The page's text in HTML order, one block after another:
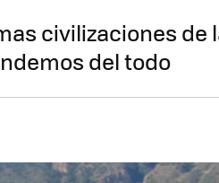
civilizaciones de
del todo